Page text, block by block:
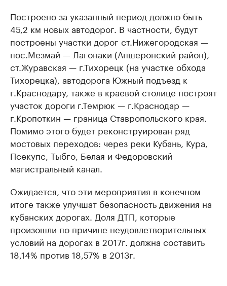
Построено за указанный период должно быть
45,2 км новых автодорог. В частности, будут
построены участки дорог ст.Нижегородская —
пос.Мезмай — Лагонаки (Апшеронский район),
ст.Журавская — г.Тихорецк (на участке обхода
Тихорецка), автодорога Южный подъезд к
г.Краснодару, также в краевой столице построят
участок дороги г.Темрюк — г.Краснодар —
г.Кропоткин — граница Ставропольского края.
Помимо этого будет реконструирован ряд
мостовых переходов: через реки Кубань, Кура,
Псекупс, Тыбго, Белая и Федоровский
магистральный канал.
Ожидается, что эти мероприятия в конечном
итоге также улучшат безопасность движения на
кубанских дорогах. Доля ДТП, которые
произошли по причине неудовлетворительных
условий на дорогах в 2017г. должна составить
18,14% против 18,57% в 2013г.